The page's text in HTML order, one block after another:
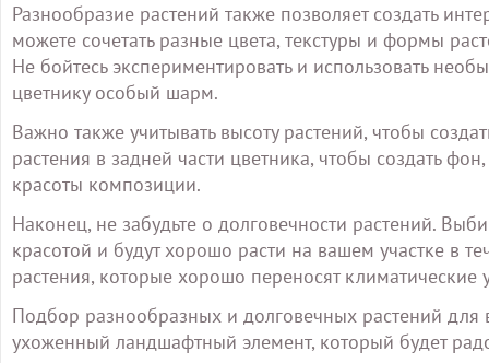
Разнообразие растений также позволяет создать
можете сочетать разные цвета, текстуры и формы
Не бойтесь экспериментировать и использовать
цветнику особый шарм.
Важно также учитывать высоту растений, чтобы
растения в задней части цветника, чтобы создать
красоты композиции.
Наконец, не забудьте о долговечности растений.
красотой и будут хорошо расти на вашем участке в
растения, которые хорошо переносят
Подбор разнообразных и долговечных растений для
ухоженный ландшафтный элемент, который будет